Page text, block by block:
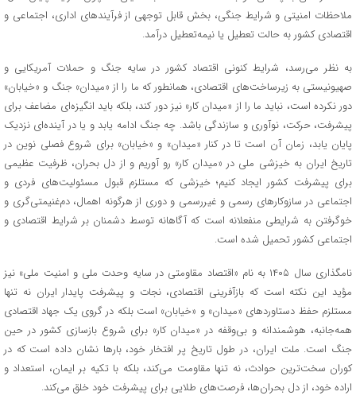
ملاحظات امنیتی و شرایط جنگی، بخش قابل توجهی از فرآیندهای اداری، اجتماعی و
اقتصادی کشور به حالت تعطیل یا نیمه‌تعطیل درآمد.
به نظر می‌رسد، شرایط کنونی اقتصاد کشور در سایه جنگ و حملات آمریکایی و
صهیونیستی به زیرساخت‌های اقتصادی، همانطور که ما را از «میدان» جنگ و «خیابان»
دور نکرده است، نباید ما را از «میدان کار» نیز دور کند، بلکه باید انگیزه‌ای مضاعف برای
پیشرفت، حرکت، نوآوری و سازندگی باشد. چه جنگ ادامه یابد و یا در آینده‌ای نزدیک
پایان یابد، زمان آن است تا در کنار «میدان» و «خیابان» برای شروع فصلی نوین در
تاریخ ایران به خیزشی ملی در «میدان کار» رو آوریم و از دل بحران، ظرفیت عظیمی
برای پیشرفت کشور ایجاد کنیم؛ خیزشی که مستلزم قبول مسئولیت‌های فردی و
اجتماعی در سازوکارهای رسمی و غیررسمی و دوری از هرگونه اهمال، دم‌غنیمتی‌گری و
خوگرفتن به شرایطی منفعلانه است که آگاهانه توسط دشمنان بر شرایط اقتصادی و
اجتماعی کشور تحمیل شده است.
نامگذاری سال ۱۴۰۵ به نام «اقتصاد مقاومتی در سایه وحدت ملی و امنیت ملی» نیز
مؤید این نکته است که بازآفرینی اقتصادی، نجات و پیشرفت پایدار ایران نه تنها
مستلزم حفظ دستاوردهای «میدان» و «خیابان» است بلکه در گروی یک جهاد اقتصادی
همه‌جانبه، هوشمندانه و بی‌وقفه در «میدان کار» برای شروع بازسازی کشور در حین
جنگ است. ملت ایران، در طول تاریخ پر افتخار خود، بارها نشان داده است که در
کوران سخت‌ترین حوادث، نه تنها مقاومت می‌کند، بلکه با تکیه بر ایمان، استعداد و
اراده خود، از دل بحران‌ها، فرصت‌های طلایی برای پیشرفت خود خلق می‌کند.